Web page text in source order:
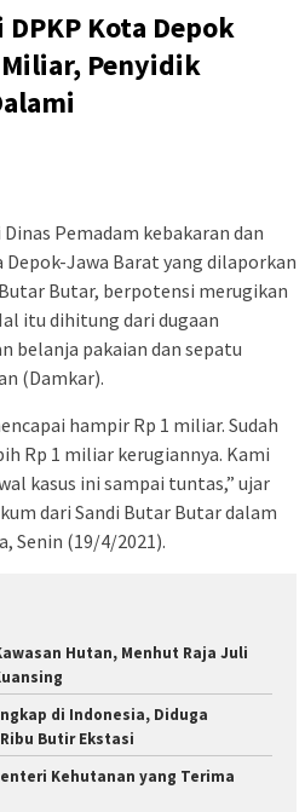
Kota Depok
Penyidik
Pemadam kebakaran dan
Jawa Barat yang dilaporkan
Butar, berpotensi merugikan
itu dihitung dari dugaan
belanja pakaian dan sepatu
(Damkar).
hampir Rp 1 miliar. Sudah
Rp 1 miliar kerugiannya. Kami
kasus ini sampai tuntas,” ujar
dari Sandi Butar Butar dalam
Senin (19/4/2021).
Hutan, Menhut Raja Juli
di Indonesia, Diduga
Butir Ekstasi
Kehutanan yang Terima